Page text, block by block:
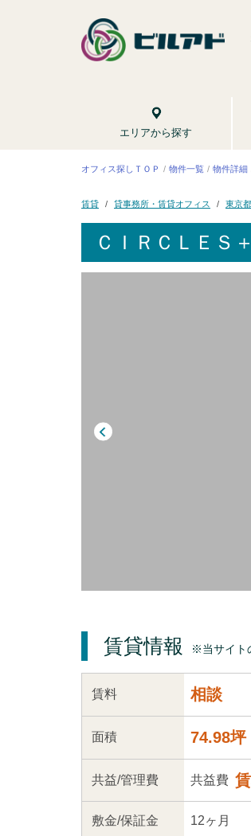
エリアから探す
オフィス探しＴＯＰ 物件一覧 物件詳細
賃貸 貸事務所・賃貸オフィス 東京都
ＣＩＲＣＬＥＳ
賃貸情報 ※当サイト
賃料 相談
面積 74.98坪
共益/管理費 共益費
敷金/保証金 12ヶ月